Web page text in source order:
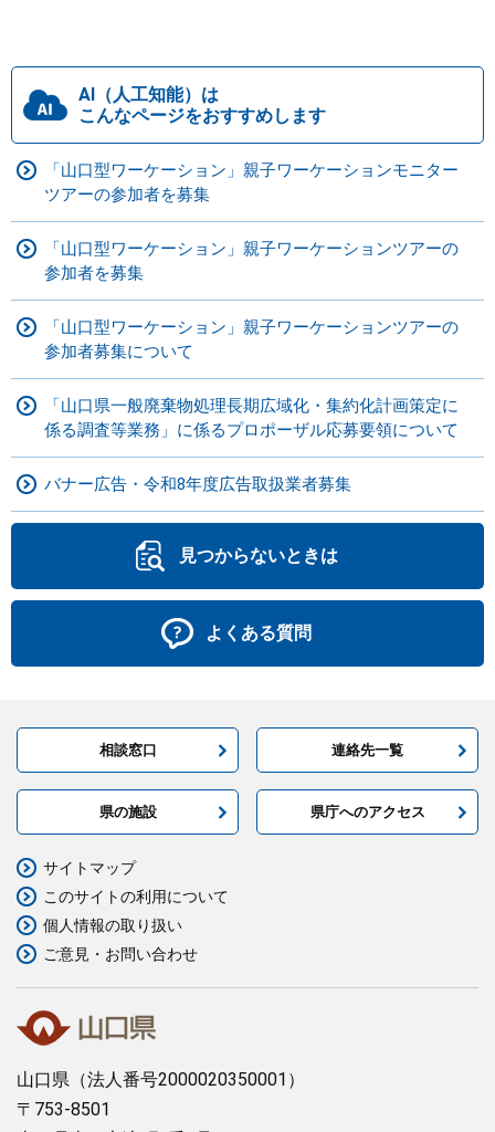
AI（人工知能）は
こんなページをおすすめします
「山口型ワーケーション」親子ワーケーションモニター
ツアーの参加者を募集
「山口型ワーケーション」親子ワーケーションツアーの
参加者を募集
「山口型ワーケーション」親子ワーケーションツアーの
参加者募集について
「山口県一般廃棄物処理長期広域化・集約化計画策定に
係る調査等業務」に係るプロポーザル応募要領について
バナー広告・令和8年度広告取扱業者募集
見つからないときは
よくある質問
相談窓口 連絡先一覧
県の施設 県庁へのアクセス
山口県 （法人番号2000020350001）
〒753-8501
サイトマップ
このサイトの利用について
個人情報の取り扱い
ご意見・お問い合わせ